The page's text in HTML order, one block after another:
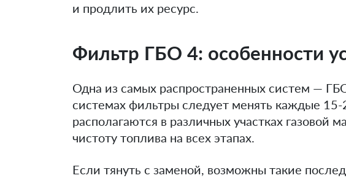
и продлить их ресурс.
Фильтр ГБО 4: особенности
Одна из самых распространенных систем —
системах фильтры следует менять каждые
располагаются в различных участках газовой
чистоту топлива на всех этапах.
Если тянуть с заменой, возможны такие